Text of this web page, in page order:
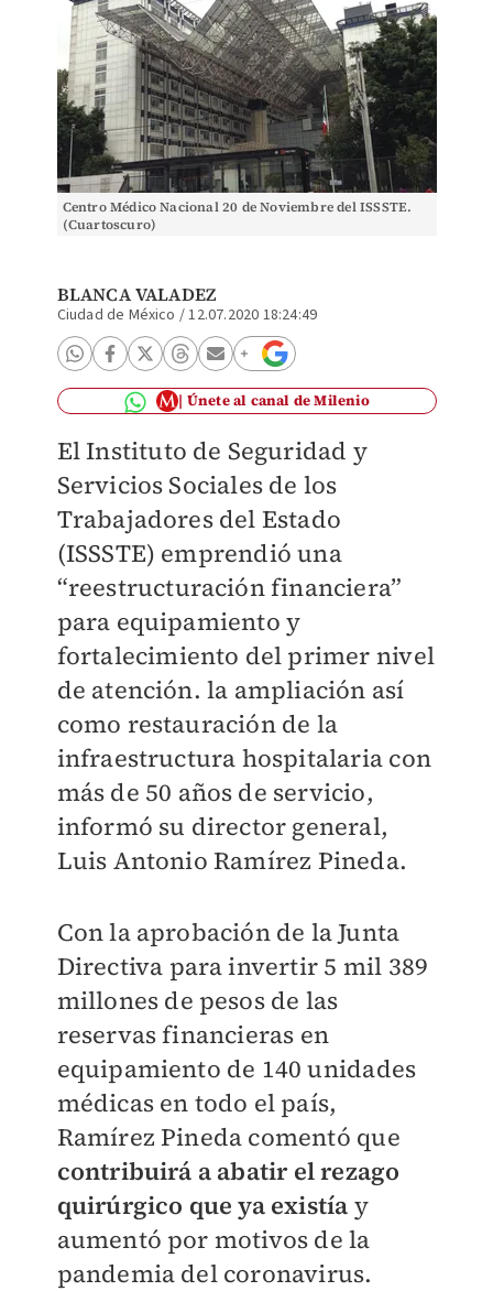
Centro Médico Nacional 20 de Noviembre del ISSSTE.
(Cuartoscuro)
BLANCA VALADEZ
Ciudad de México /12.07.2020 18:24:49
Únete al canal de Milenio
El Instituto de Seguridad y
Servicios Sociales de los
Trabajadores del Estado
(ISSSTE) emprendió una
“reestructuración financiera”
para equipamiento y
fortalecimiento del primer nivel
de atención. la ampliación así
como restauración de la
infraestructura hospitalaria con
más de 50 años de servicio,
informó su director general,
Luis Antonio Ramírez Pineda.
Con la aprobación de la Junta
Directiva para invertir 5 mil 389
millones de pesos de las
reservas financieras en
equipamiento de 140 unidades
médicas en todo el país,
Ramírez Pineda comentó que
contribuirá a abatir el rezago
quirúrgico que ya existía y
aumentó por motivos de la
pandemia del coronavirus.